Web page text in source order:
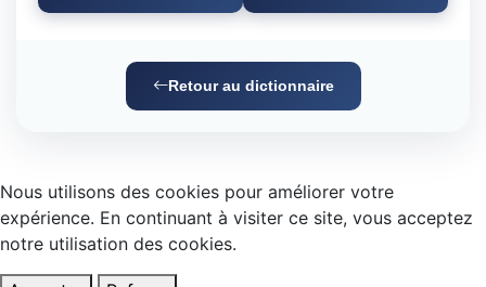
Retour au dictionnaire
Nous utilisons des cookies pour améliorer votre
expérience. En continuant à visiter ce site, vous acceptez
notre utilisation des cookies.